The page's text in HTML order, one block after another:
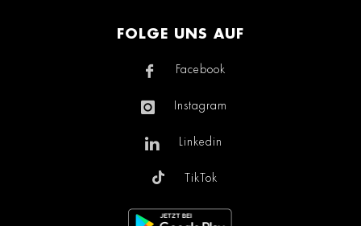
FOLGE UNS AUF
Facebook
Instagram
Linkedin
TikTok